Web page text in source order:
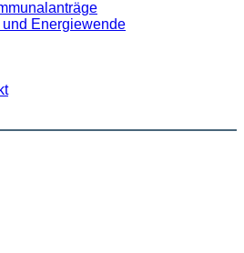
Energiewende